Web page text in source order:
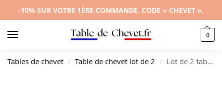
-10% SUR VOTRE 1ÈRE COMMANDE. CODE « CHEVET ».
0
Tables de chevet / Table de chevet lot de 2 / Lot de 2 tables de chevet pin gris contemporain tablette, 40x35x44.5cm